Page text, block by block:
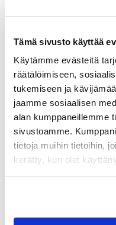
Tämä sivusto käyttää
Käytämme evästeitä
räätälöimiseen,
tukemiseen ja
jaamme sosiaalisen
alan kumppaneillemme
sivustoamme.
tietoja muihin tietoihin,
kerätty, kun olet
Alessin
myös